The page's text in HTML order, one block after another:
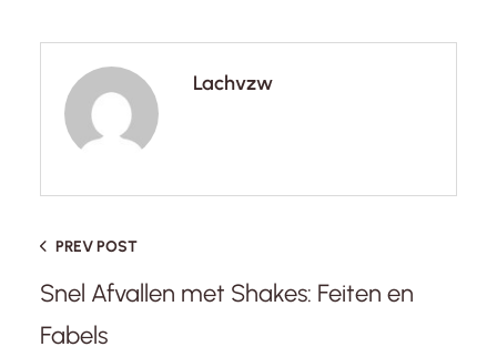
Lachvzw
PREV POST
Snel Afvallen met Shakes: Feiten en
Fabels